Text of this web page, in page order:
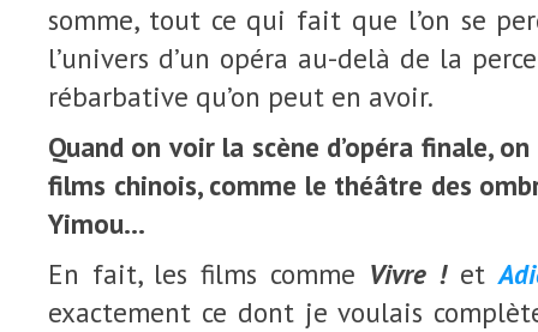
somme, tout ce qui fait que l’on se
l’univers d’un opéra au-delà de la
rébarbative qu’on peut en avoir.
Quand on voir la scène d’opéra finale,
films chinois, comme le théâtre des
Yimou…
En fait, les films comme Vivre !et
exactement ce dont je voulais